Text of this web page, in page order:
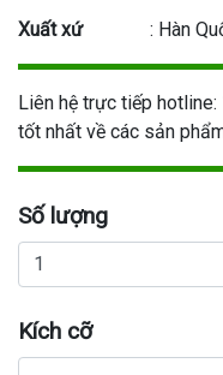
Xuất xứ : Hàn
Liên hệ trực tiếp hotline:
tốt nhất về các sản
Số lượng
Kích cỡ